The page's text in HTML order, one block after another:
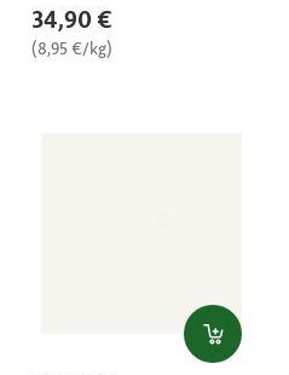
34,90 €
(8,95 €/kg)